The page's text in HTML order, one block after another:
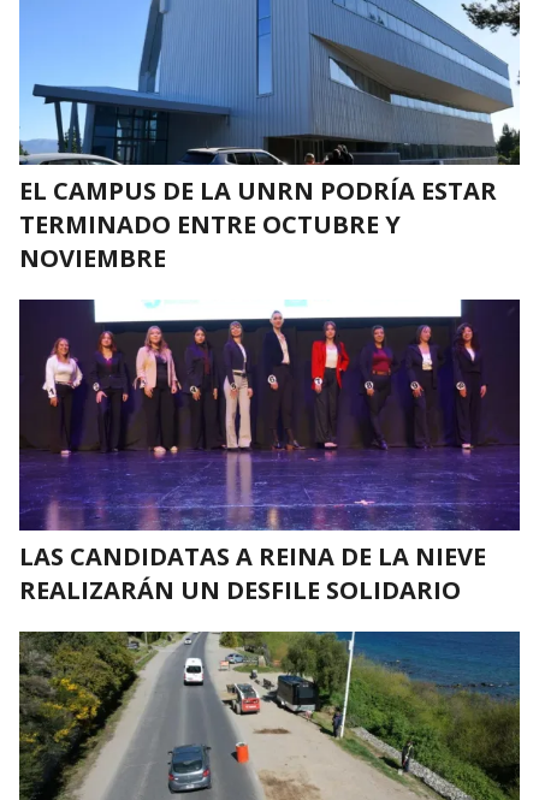
EL CAMPUS DE LA UNRN PODRÍA ESTAR
TERMINADO ENTRE OCTUBRE Y
NOVIEMBRE
LAS CANDIDATAS A REINA DE LA NIEVE
REALIZARÁN UN DESFILE SOLIDARIO